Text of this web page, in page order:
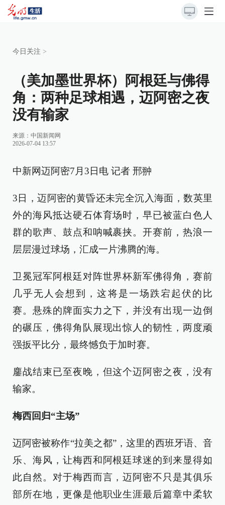
今日关注 >
（美加墨世界杯）阿根廷与佛得
角：两种足球相遇，迈阿密之夜
没有输家
来源： 中国新闻网
2026-07-04 13:57
中新网迈阿密7月3日电 记者 邢翀
3日，迈阿密的黄昏还未完全沉入海面，数英里
外的海风抵达硬石体育场时，早已被蓝白色人
群的歌声、鼓点和呐喊裹挟。开赛前，热浪一
层层漫过球场，汇成一片沸腾的海。
卫冕冠军阿根廷对阵世界杯新军佛得角，赛前
几乎无人会想到，这将是一场跌宕起伏的比
赛。悬殊的牌面实力之下，并没有出现一边倒
的碾压，佛得角队展现出惊人的韧性，两度顽
强扳平比分，最终憾负于加时赛。
鏖战结束已至夜晚，但这个迈阿密之夜，没有
输家。
梅西回归“主场”
迈阿密被称作“拉美之都”，这里的西班牙语、音
乐、海风，让梅西和阿根廷球迷的到来显得如
此自然。对于梅西而言，迈阿密不只是其俱乐
部所在地，更像是他职业生涯最后篇章中柔软